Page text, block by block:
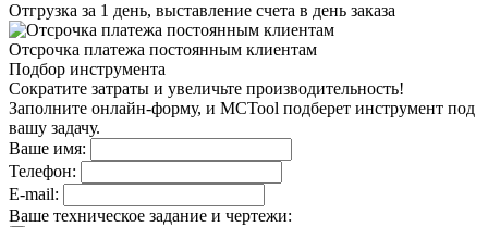
Отгрузка за 1 день, выставление счета в день заказа
Отсрочка платежа постоянным клиентам
Подбор инструмента
Сократите затраты и увеличьте производительность!
Заполните онлайн-форму, и MCTool подберет инструмент под
вашу задачу.
Ваше имя:
Телефон:
E-mail:
Ваше техническое задание и чертежи: